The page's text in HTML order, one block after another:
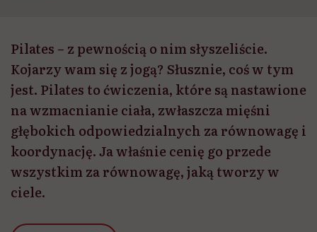
Pilates – z pewnością o nim słyszeliście.
Kojarzy wam się z jogą? Słusznie, coś w tym
jest. Pilates to ćwiczenia, które są nastawione
na wzmacnianie ciała, zwłaszcza mięśni
głębokich odpowiedzialnych za równowagę i
koordynację. Ja właśnie cenię go przede
wszystkim za równowagę, jaką tworzy w
ciele.